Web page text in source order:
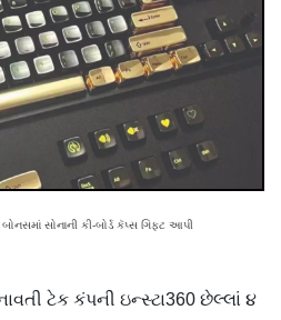
સોનાની કી-બોર્ડ કૅપ્સ ગિફ્ટ આપી
ટેક કંપની ઇન્સ્ટા360 છેલ્લાં ૪